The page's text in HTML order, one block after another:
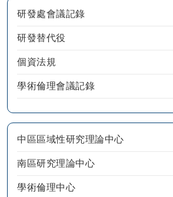
研發處會議記錄
研發替代役
個資法規
學術倫理會議記錄
中區區域性研究理論中心
南區研究理論中心
學術倫理中心